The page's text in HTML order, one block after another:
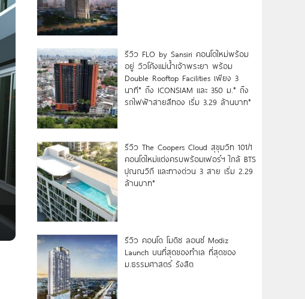
รีวิว FLO by Sansiri คอนโดใหม่พร้อม
อยู่ วิวโค้งแม่น้ำเจ้าพระยา พร้อม
Double Rooftop Facilities เพียง 3
นาที* ถึง ICONSIAM และ 350 ม.* ถึง
รถไฟฟ้าสายสีทอง เริ่ม 3.29 ล้านบาท*
รีวิว The Coopers Cloud สุขุมวิท 101/1
คอนโดใหม่แต่งครบพร้อมเฟอร์ฯ ใกล้ BTS
ปุณณวิถี และทางด่วน 3 สาย เริ่ม 2.29
ล้านบาท*
รีวิว คอนโด โมดิซ ลอนซ์ Modiz
Launch บนที่สุดของทำเล ที่สุดของ
ม.ธรรมศาสตร์ รังสิต